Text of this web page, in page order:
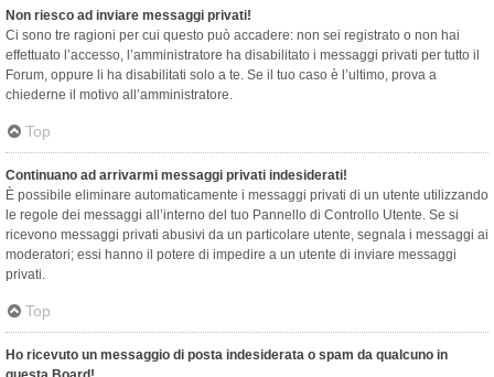
Non riesco ad inviare messaggi privati!
Ci sono tre ragioni per cui questo può accadere: non sei registrato o non hai
effettuato l’accesso, l’amministratore ha disabilitato i messaggi privati per tutto il
Forum, oppure li ha disabilitati solo a te. Se il tuo caso è l’ultimo, prova a
chiederne il motivo all’amministratore.
Top
Continuano ad arrivarmi messaggi privati indesiderati!
È possibile eliminare automaticamente i messaggi privati ​​di un utente utilizzando
le regole dei messaggi all’interno del tuo Pannello di Controllo Utente. Se si
ricevono messaggi privati ​​abusivi da un particolare utente, segnala i messaggi ai
moderatori; essi hanno il potere di impedire a un utente di inviare messaggi
privati​​.
Top
Ho ricevuto un messaggio di posta indesiderata o spam da qualcuno in